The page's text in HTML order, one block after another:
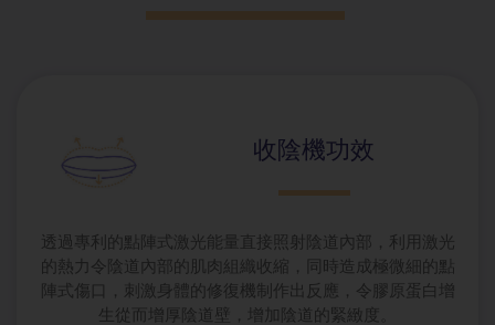
收陰機功效
透過專利的點陣式激光能量直接照射陰道內部，利用激光
的熱力令陰道內部的肌肉組織收縮，同時造成極微細的點
陣式傷口，刺激身體的修復機制作出反應，令膠原蛋白增
生從而增厚陰道壁，增加陰道的緊緻度。